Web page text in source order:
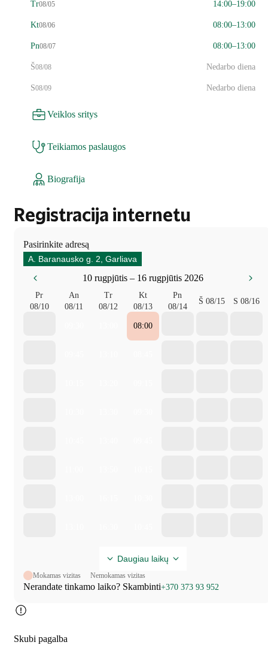
Tr08/05 14:00–19:00
Kt08/06 08:00–13:00
Pn08/07 08:00–13:00
Š08/08 Nedarbo diena
S08/09 Nedarbo diena
Veiklos sritys
Teikiamos paslaugos
Biografija
Registracija internetu
Pasirinkite adresą
A. Baranausko g. 2, Garliava
10 rugpjūtis – 16 rugpjūtis 2026
Pr
08/10
An
08/11
Tr
08/12
Kt
08/13
Pn
08/14
Š 08/15 S 08/16
08:00
Daugiau laikų
Mokamas vizitas Nemokamas vizitas
Nerandate tinkamo laiko? Skambinti+370 373 93 952
Skubi pagalba